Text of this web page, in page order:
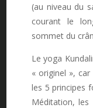
(au niveau du
courant le
sommet du
Le yoga
« originel »,
les 5 principes
Méditation,